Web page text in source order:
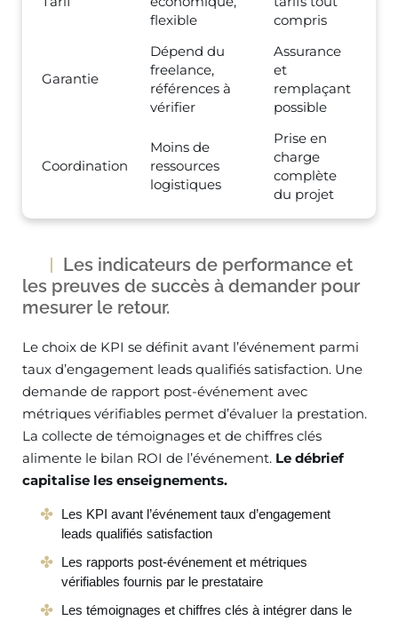
flexible
compris
Garantie
Dépend du
freelance,
références à
vérifier
Assurance
et
remplaçant
possible
Coordination
Moins de
ressources
logistiques
Prise en
charge
complète
du projet
Les indicateurs de performance et
les preuves de succès à demander pour
mesurer le retour.
Le choix de KPI se définit avant l’événement parmi
taux d’engagement leads qualifiés satisfaction. Une
demande de rapport post-événement avec
métriques vérifiables permet d’évaluer la prestation.
La collecte de témoignages et de chiffres clés
alimente le bilan ROI de l’événement. Le débrief
capitalise les enseignements.
Les KPI avant l’événement taux d’engagement
leads qualifiés satisfaction
Les rapports post-événement et métriques
vérifiables fournis par le prestataire
Les témoignages et chiffres clés à intégrer dans le